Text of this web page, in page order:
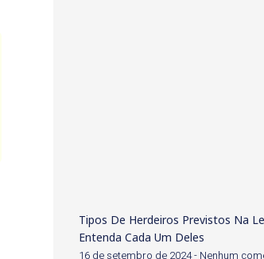
Tipos De Herdeiros Previstos Na
Entenda Cada Um Deles
16 de setembro de 2024 Nenhum